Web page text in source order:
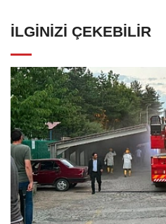
İLGINIZI ÇEKEBILIR